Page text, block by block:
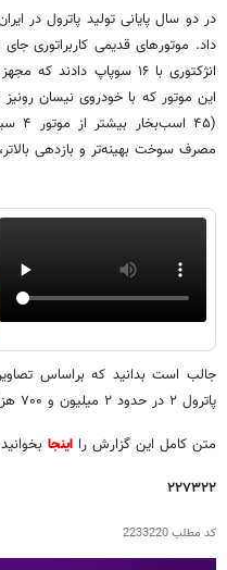
(۴۵
مصرف سوخت بهینه‌تر و بازدهی
پاترول ۲ در حدود ۲ میلیون و ۷۰۰ هزار تومان بوده است.
متن کامل این گزارش را اینجا
۲۲۷۳۲۲
کد مطلب2233220